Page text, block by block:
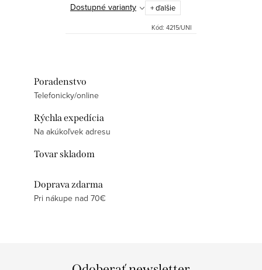
Dostupné varianty + ďalšie
Kód: 4215/UNI
Poradenstvo
Telefonicky/online
Rýchla expedícia
Na akúkoľvek adresu
Tovar skladom
Doprava zdarma
Pri nákupe nad 70€